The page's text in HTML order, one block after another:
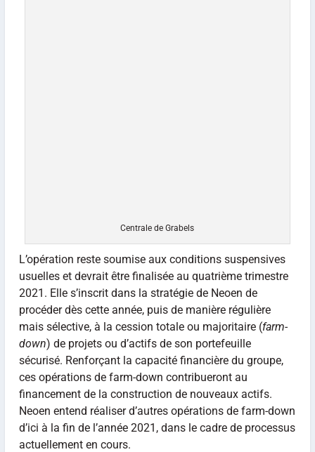
Centrale de Grabels
L’opération reste soumise aux conditions suspensives
usuelles et devrait être finalisée au quatrième trimestre
2021. Elle s’inscrit dans la stratégie de Neoen de
procéder dès cette année, puis de manière régulière
mais sélective, à la cession totale ou majoritaire (farm-
down) de projets ou d’actifs de son portefeuille
sécurisé. Renforçant la capacité financière du groupe,
ces opérations de farm-down contribueront au
financement de la construction de nouveaux actifs.
Neoen entend réaliser d’autres opérations de farm-down
d’ici à la fin de l’année 2021, dans le cadre de processus
actuellement en cours.